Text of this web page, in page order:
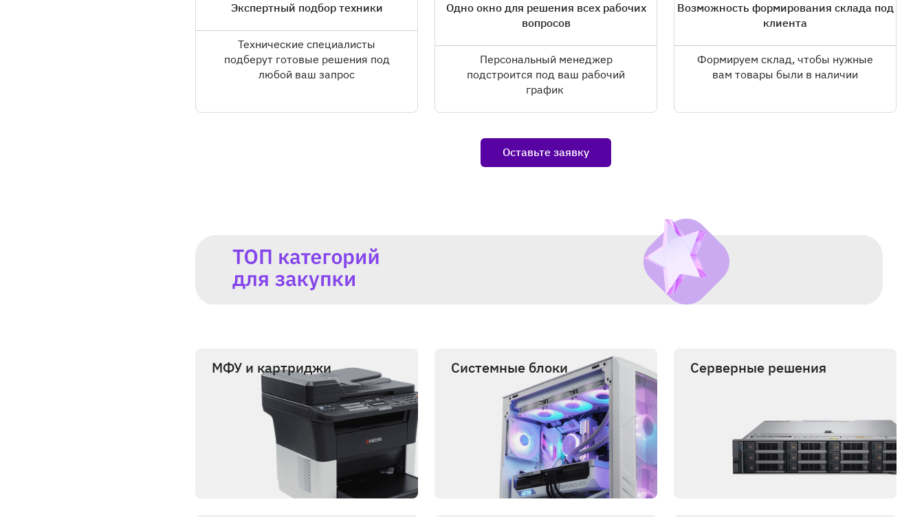
Экспертный подбор техники
Технические специалисты
подберут готовые решения под
любой ваш запрос
Одно окно для решения всех рабочих
вопросов
Персональный менеджер
подстроится под ваш рабочий
график
Возможность формирования склада под
клиента
Формируем склад, чтобы нужные
вам товары были в наличии
Оставьте заявку
МФУ и картриджи Системные блоки Серверные решения